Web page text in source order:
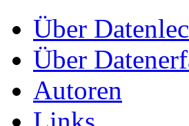
Über
Über
Autoren